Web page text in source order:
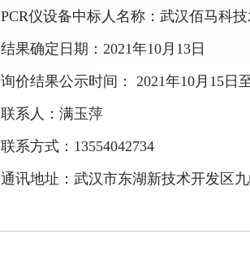
PCR仪设备中标人名称： 武汉佰马科
结果确定日期： 2021年10 月 13日
询价结果公示时间 ：
2021年10月15日
联系人： 满玉萍
联系方式： 13554042734
通讯地址：武汉市东湖新技术开发区